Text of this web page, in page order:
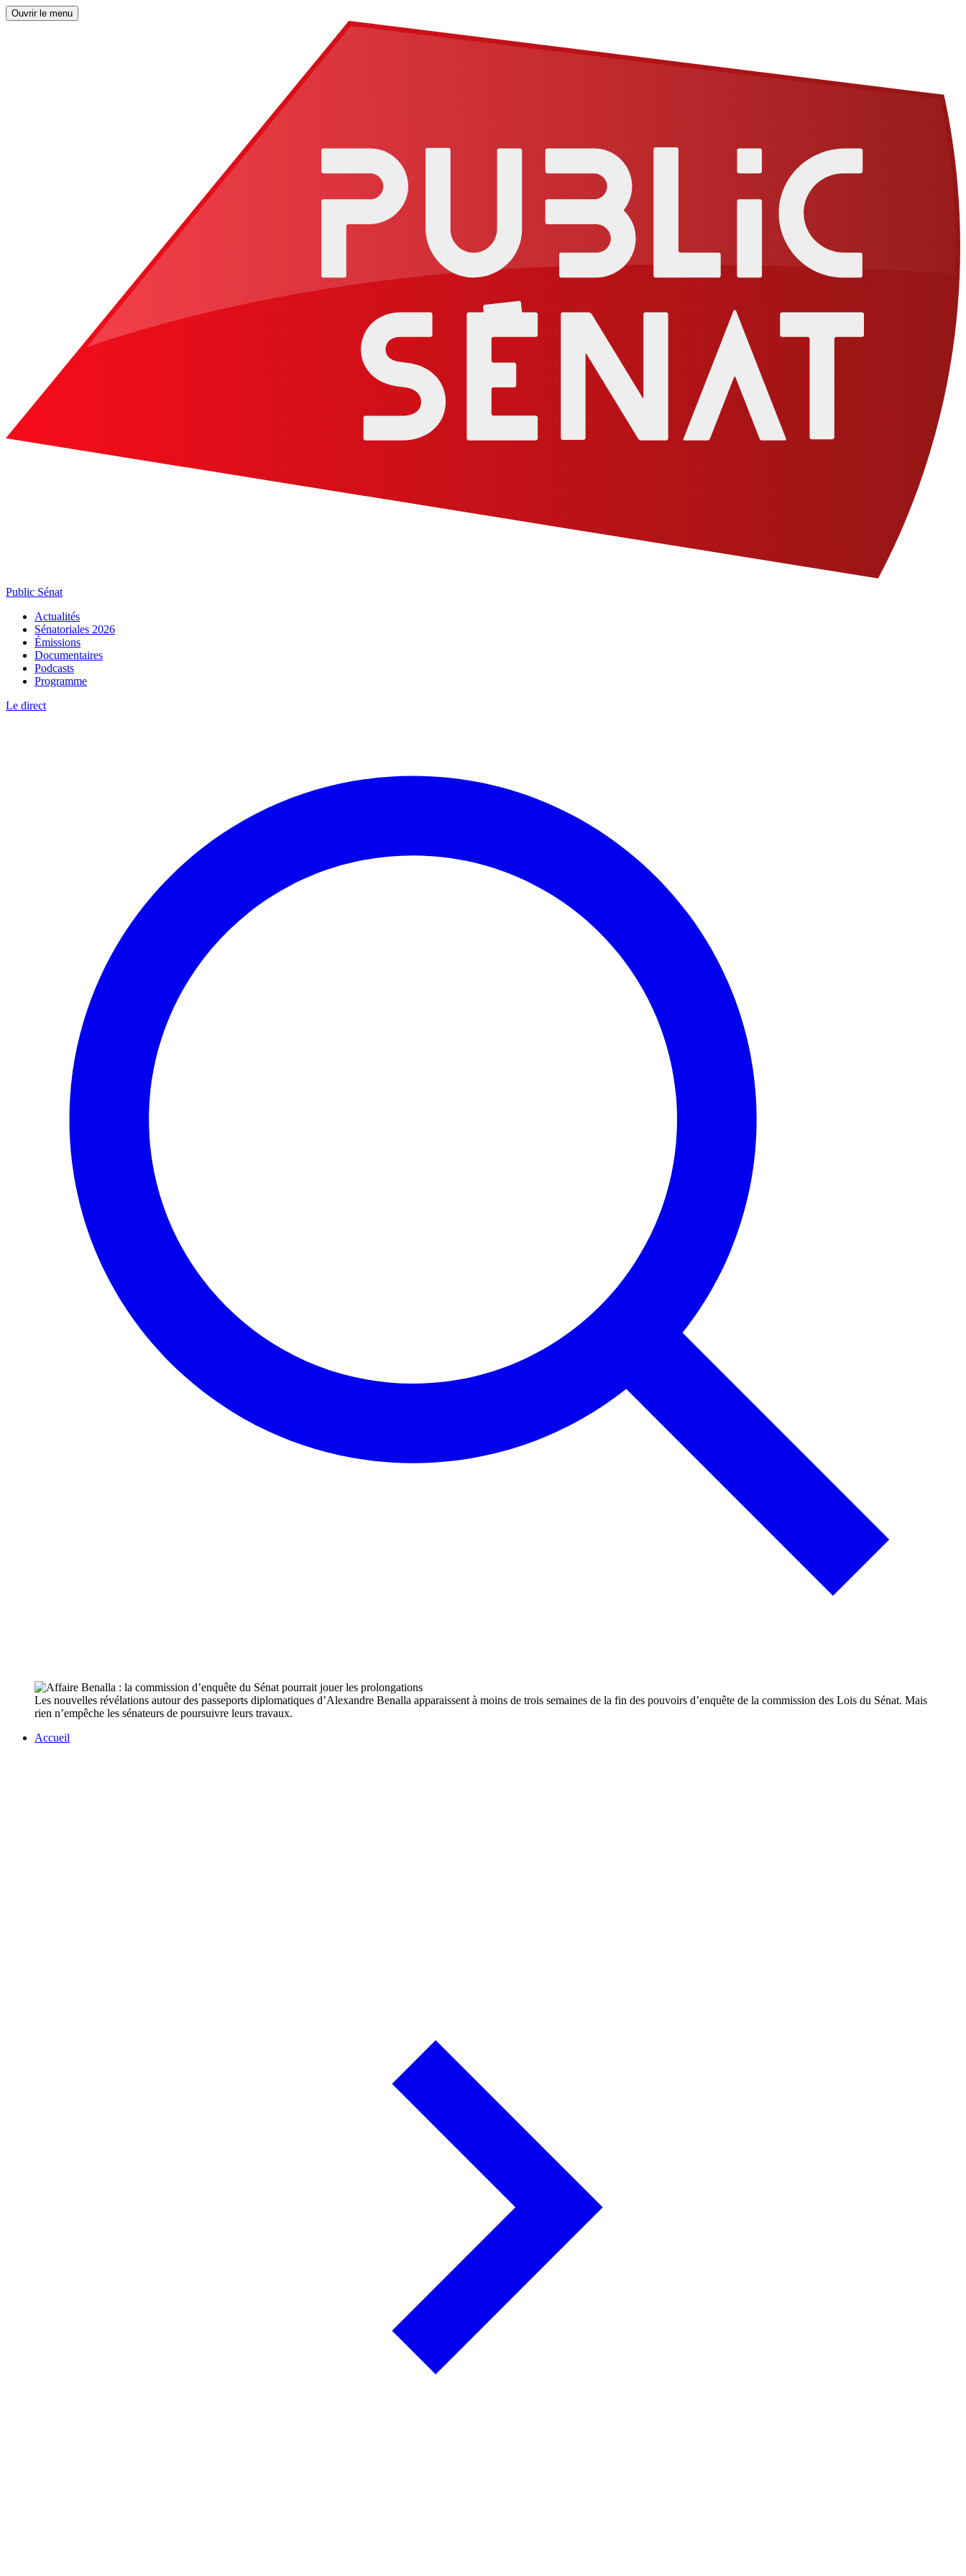
Ouvrir le menu
Public Sénat
Actualités
Sénatoriales 2026
Émissions
Documentaires
Podcasts
Programme
Le direct
Les nouvelles révélations autour des passeports diplomatiques d’Alexandre Benalla apparaissent à moins de trois semaines de la fin des pouvoirs d’enquête de la commission des Lois du Sénat. Mais
rien n’empêche les sénateurs de poursuivre leurs travaux.
Accueil